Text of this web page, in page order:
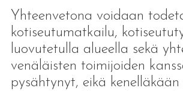
Yhteenvetona voidaan
kotiseutumatkailu,
luovutetulla alueella sekä
venäläisten toimijoiden
pysähtynyt, eikä